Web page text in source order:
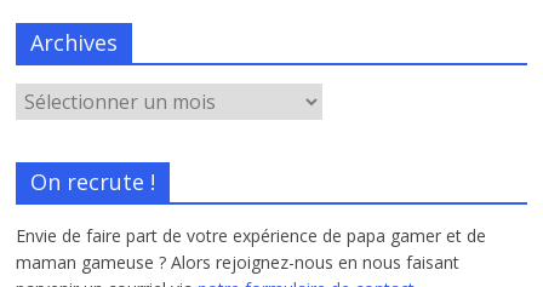
Archives
On recrute !
Envie de faire part de votre expérience de papa gamer et de
maman gameuse ? Alors rejoignez-nous en nous faisant